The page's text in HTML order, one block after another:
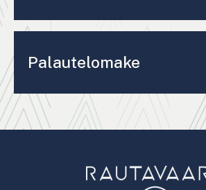
Palautelomake